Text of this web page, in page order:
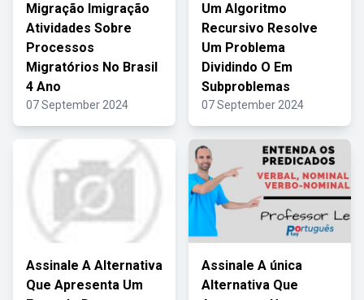
Migração Imigração
Atividades Sobre
Processos
Migratórios No Brasil
4 Ano
07 September 2024
Um Algoritmo
Recursivo Resolve
Um Problema
Dividindo O Em
Subproblemas
07 September 2024
Assinale A Alternativa
Que Apresenta Um
Assinale A única
Alternativa Que